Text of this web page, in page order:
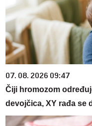
07. 08. 2026 09:47
Čiji hromozom
devojčica, XY rađa se